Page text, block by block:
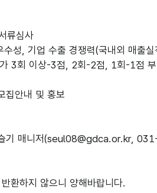
류심사
성, 기업 수출 경쟁력(국내외 매출
3회 이상-3점, 2회-2점, 1회-1점 부
집안내 및 홍보
기 매니저(seul08@gdca.or.kr,
환하지 않으니 양해바랍니다.